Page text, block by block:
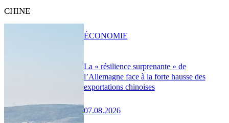
CHINE
La « résilience surprenante » de
l’Allemagne face à la forte hausse des
exportations chinoises
07.08.2026
ÉCONOMIE